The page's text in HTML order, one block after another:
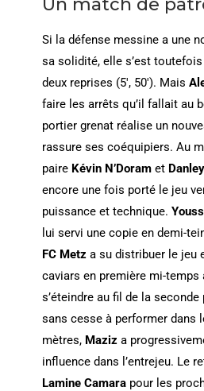
Si la défense messine a une
sa solidité, elle s’est
deux reprises (5′, 50′). Mais
faire les arrêts qu’il fallait au
portier grenat réalise un
rassure ses coéquipiers. Au
paire Kévin N’Doram et
encore une fois porté le jeu
puissance et technique.
lui servi une copie en demi-
FC Metz a su distribuer le jeu
caviars en première mi-temps
s’éteindre au fil de la
sans cesse à performer dans
mètres, Maziz a
influence dans l’entrejeu. Le
Lamine Camarapour les